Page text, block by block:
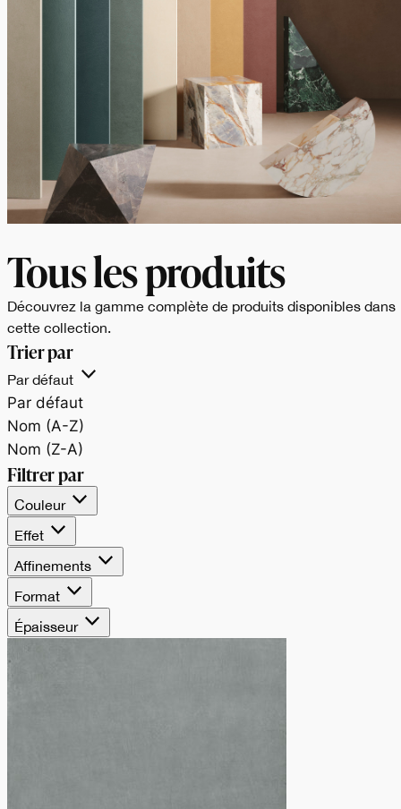
BALANCE
Un progetto di
superfici dalle
materiche e tinte
piene, che unisce
armonia e versatilità
in formati classici ed
extra-large.
Tous les produits
Découvrez la gamme complète de produits disponibles dans
cette collection.
Trier par
Par défaut
Par défaut
Nom (A-Z)
Nom (Z-A)
Filtrer par
Couleur
Effet
Affinements
Format
Épaisseur